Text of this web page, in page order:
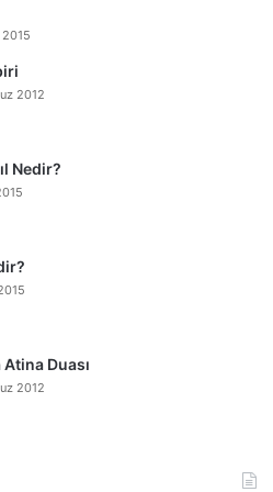
2012
Nedir?
Duası
2012